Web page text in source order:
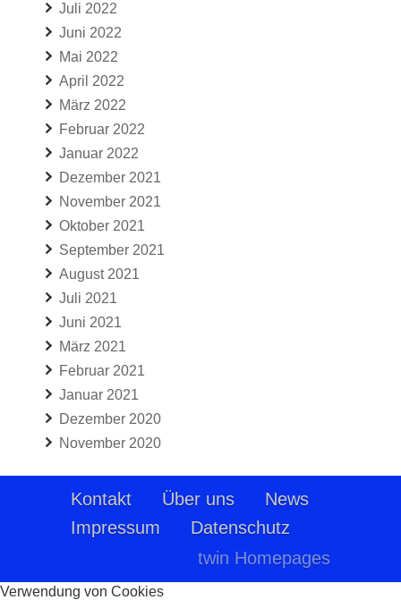
Juli 2022
Juni 2022
Mai 2022
April 2022
März 2022
Februar 2022
Januar 2022
Dezember 2021
November 2021
Oktober 2021
September 2021
August 2021
Juli 2021
Juni 2021
März 2021
Februar 2021
Januar 2021
Dezember 2020
November 2020
Kontakt Über uns
News
Impressum
Datenschutz
twin Homepages
Verwendung von Cookies